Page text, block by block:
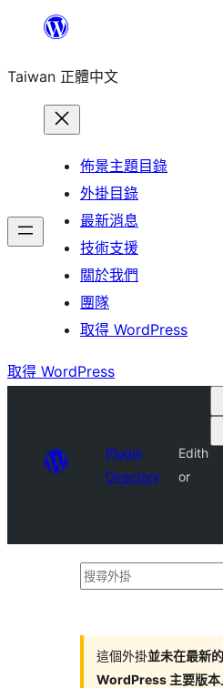
主
Taiwan 正體中文
佈景主題目錄
外掛目錄
最新消息
技術支援
關於我們
團隊
取得 WordPress
取得 WordPress
Plugin
Directory
Edith
or
搜
這個外掛並未在最新
WordPress 主要版本